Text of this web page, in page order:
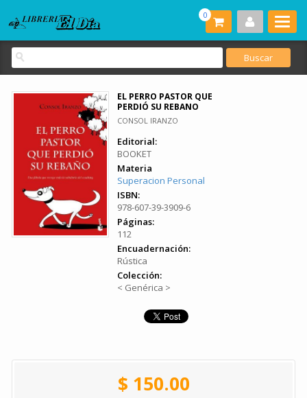
0
EL PERRO PASTOR QUE
PERDIÓ SU REBANO
CONSOL IRANZO
Editorial:
BOOKET
Materia
Superacion Personal
ISBN:
978-607-39-3909-6
Páginas:
112
Encuadernación:
Rústica
Colección:
< Genérica >
$ 150.00